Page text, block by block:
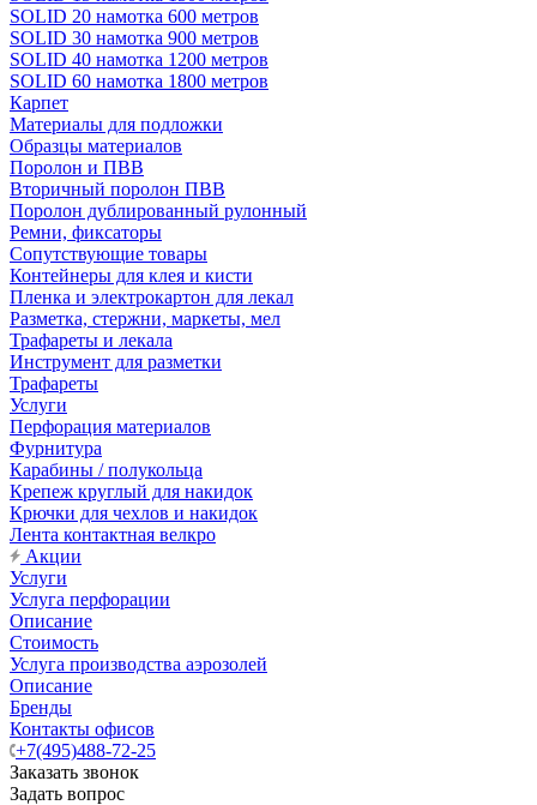
SOLID 20 намотка 600 метров
SOLID 30 намотка 900 метров
SOLID 40 намотка 1200 метров
SOLID 60 намотка 1800 метров
Карпет
Материалы для подложки
Образцы материалов
Поролон и ПВВ
Вторичный поролон ПВВ
Поролон дублированный рулонный
Ремни, фиксаторы
Сопутствующие товары
Контейнеры для клея и кисти
Пленка и электрокартон для лекал
Разметка, стержни, маркеты, мел
Трафареты и лекала
Инструмент для разметки
Трафареты
Услуги
Перфорация материалов
Фурнитура
Карабины / полукольца
Крепеж круглый для накидок
Крючки для чехлов и накидок
Лента контактная велкро
Акции
Услуги
Услуга перфорации
Описание
Стоимость
Услуга производства аэрозолей
Описание
Бренды
Контакты офисов
+7(495)488-72-25
Заказать звонок
Задать вопрос